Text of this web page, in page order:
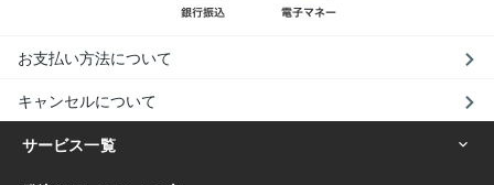
お支払い方法について
キャンセルについて